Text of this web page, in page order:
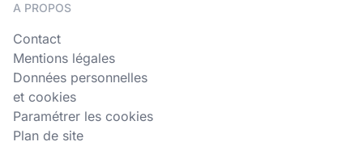
A PROPOS
Contact
Mentions légales
Données personnelles
et cookies
Paramétrer les cookies
Plan de site